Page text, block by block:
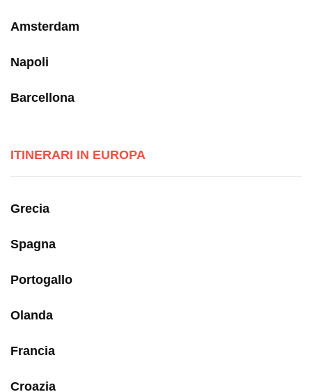
Amsterdam
Napoli
Barcellona
ITINERARI IN EUROPA
Grecia
Spagna
Portogallo
Olanda
Francia
Croazia